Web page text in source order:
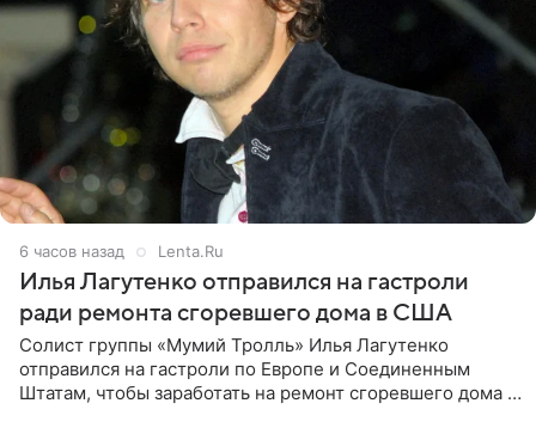
6 часов назад Lenta.Ru
Илья Лагутенко отправился на гастроли
ради ремонта сгоревшего дома в США
Солист группы «Мумий Тролль» Илья Лагутенко
отправился на гастроли по Европе и Соединенным
Штатам, чтобы заработать на ремонт сгоревшего дома в